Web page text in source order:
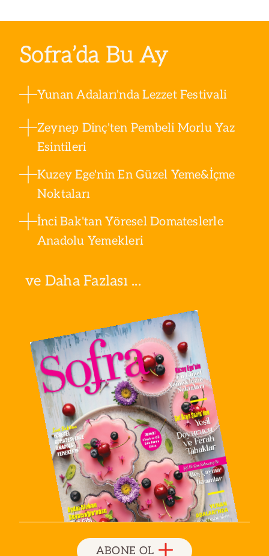
Sofra’da Bu Ay
Yunan Adaları'nda Lezzet Festivali
Zeynep Dinç'ten Pembeli Morlu Yaz
Esintileri
Kuzey Ege'nin En Güzel Yeme&İçme
Noktaları
İnci Bak'tan Yöresel Domateslerle
Anadolu Yemekleri
ve Daha Fazlası ...
ABONE OL